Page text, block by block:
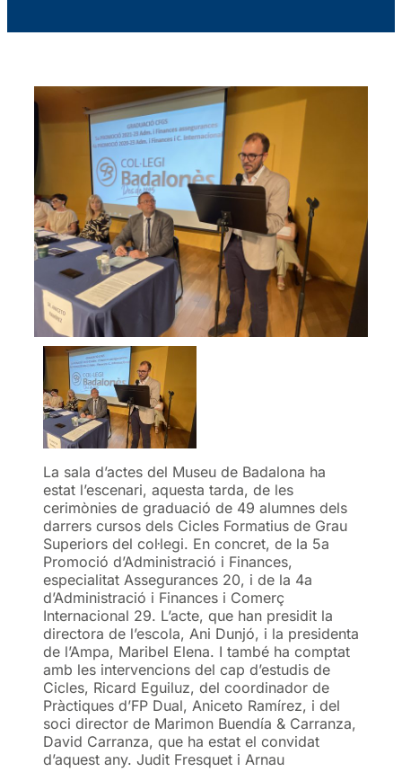
La sala d’actes del Museu de Badalona ha
estat l’escenari, aquesta tarda, de les
cerimònies de graduació de 49 alumnes dels
darrers cursos dels Cicles Formatius de Grau
Superiors del col·legi. En concret, de la 5a
Promoció d’Administració i Finances,
especialitat Assegurances 20, i de la 4a
d’Administració i Finances i Comerç
Internacional 29. L’acte, que han presidit la
directora de l’escola, Ani Dunjó, i la presidenta
de l’Ampa, Maribel Elena. I també ha comptat
amb les intervencions del cap d’estudis de
Cicles, Ricard Eguiluz, del coordinador de
Pràctiques d’FP Dual, Aniceto Ramírez, i del
soci director de Marimon Buendía & Carranza,
David Carranza, que ha estat el convidat
d’aquest any. Judit Fresquet i Arnau